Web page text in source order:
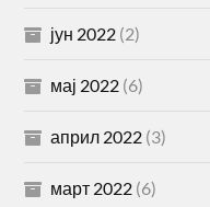
јун 2022 (2)
мај 2022 (6)
април 2022 (3)
март 2022 (6)